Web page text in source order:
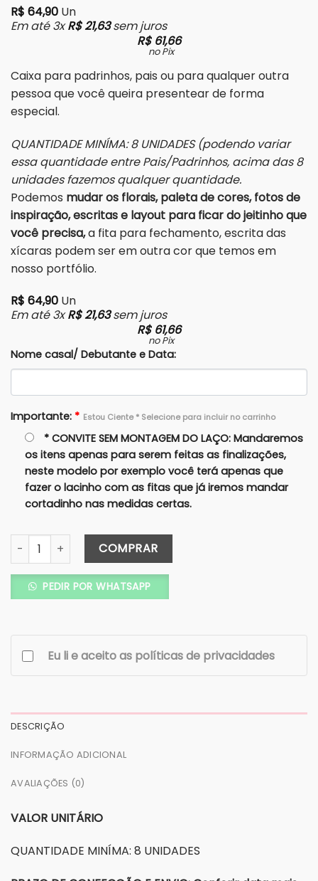
R$ 64,90 Un
Em até 3xR$21,63sem juros
R$61,66
no Pix
Caixa para padrinhos, pais ou para qualquer outra
pessoa que você queira presentear de forma
especial.
QUANTIDADE MINÍMA: 8 UNIDADES (podendo variar
essa quantidade entre Pais/Padrinhos, acima das 8
unidades fazemos qualquer quantidade.
Podemos mudar os florais, paleta de cores, fotos de
inspiração, escritas e layout para ficar do jeitinho que
você precisa,a fita para fechamento, escrita das
xícaras podem ser em outra cor que temos em
nosso portfólio.
R$ 64,90 Un
Em até 3xR$21,63sem juros
R$61,66
no Pix
Nome casal/ Debutante e Data:
Importante: * Estou Ciente * Selecione para incluir no carrinho
* CONVITE SEM MONTAGEM DO LAÇO: Mandaremos
os itens apenas para serem feitas as finalizações,
neste modelo por exemplo você terá apenas que
fazer o lacinho com as fitas que já iremos mandar
cortadinho nas medidas certas.
Caixa Individual 15X15x5 (Cartonagem)- Avulsa quantidade
COMPRAR
PEDIR POR WHATSAPP
Eu li e aceito as políticas de privacidades
DESCRIÇÃO
INFORMAÇÃO ADICIONAL
AVALIAÇÕES (0)
VALOR UNITÁRIO
QUANTIDADE MINÍMA: 8 UNIDADES